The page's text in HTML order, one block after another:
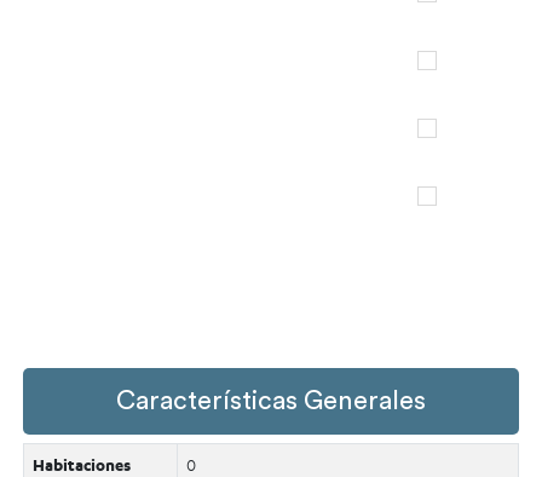
Características Generales
Habitaciones 0